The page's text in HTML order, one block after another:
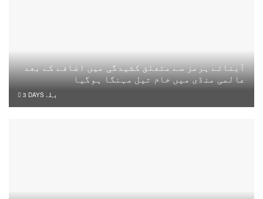
آبنائے ہرمز سے متعلق کشیدگی میں اضافے کے بعد
عالمی منڈی میں خام تیل مہنگا ہوگیا
3 DAYS پہلے